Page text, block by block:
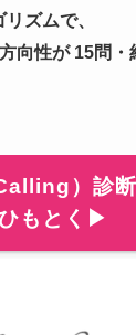
リズムで、
向性が 15問・
）診
もとく▶